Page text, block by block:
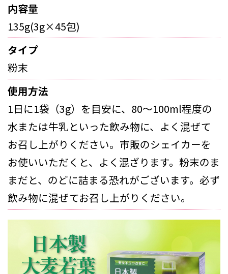
内容量
135g(3g×45包)
タイプ
粉末
使用方法
1日に1袋（3g）を目安に、80～100ml程度の
水または牛乳といった飲み物に、よく混ぜて
お召し上がりください。市販のシェイカーを
お使いいただくと、よく混ざります。粉末のま
まだと、のどに詰まる恐れがございます。必ず
飲み物に混ぜてお召し上がりください。